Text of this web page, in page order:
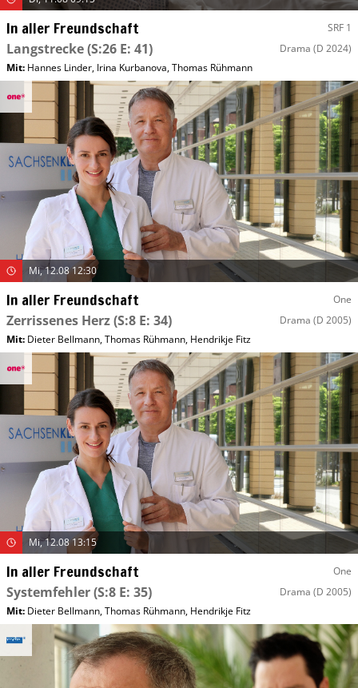
In aller Freundschaft SRF 1
Langstrecke(S:26 E: 41) Drama (D 2024)
Mit: Hannes Linder, Irina Kurbanova,Thomas Rühmann
Mi, 12.08 12:30
In aller Freundschaft One
Zerrissenes Herz(S:8 E: 34) Drama (D 2005)
Mit: Dieter Bellmann,Thomas Rühmann, Hendrikje Fitz
Mi, 12.08 13:15
In aller Freundschaft One
Systemfehler(S:8 E: 35) Drama (D 2005)
Mit: Dieter Bellmann,Thomas Rühmann, Hendrikje Fitz